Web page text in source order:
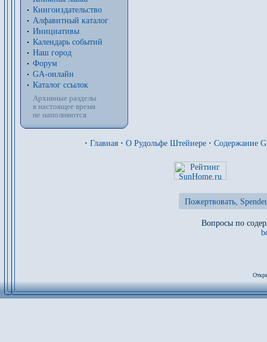
Книгоиздательство
Алфавитный каталог
Инициативы
Календарь событий
Наш город
Форум
GA-онлайн
Каталог ссылок
Архивные разделы
в настоящее время
не наполняются
· Главная · О Рудольфе Штейнере · Содержание
Пожертвовать,
Вопросы по